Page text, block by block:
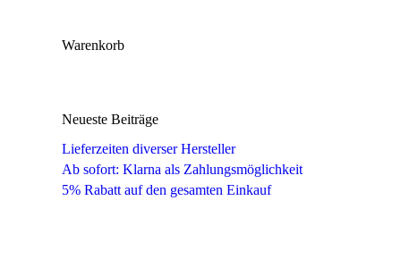
Warenkorb
Neueste Beiträge
Lieferzeiten diverser Hersteller
Ab sofort: Klarna als Zahlungsmöglichkeit
5% Rabatt auf den gesamten Einkauf